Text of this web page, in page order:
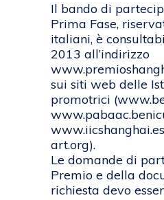
Il bando di
Prima Fase,
italiani, è
2013 all’indirizzo
sui siti web delle
promotrici
art.org).
Le domande di
Premio e della
richiesta devo